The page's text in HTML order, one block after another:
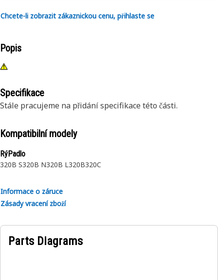
Chcete-li zobrazit zákaznickou cenu, přihlaste se
Popis
Specifikace
Stále pracujeme na přidání specifikace této části.
Kompatibilní modely
RýPadlo
320B S320B N320B L320B320C
Informace o záruce
Zásady vracení zboží
Parts Diagrams